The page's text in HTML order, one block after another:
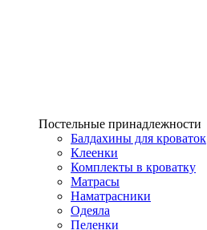
Постельные принадлежности
Балдахины для кроваток
Клеенки
Комплекты в кроватку
Матрасы
Наматрасники
Одеяла
Пеленки